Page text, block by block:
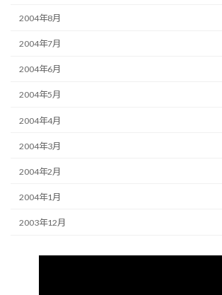
2004年8月
2004年7月
2004年6月
2004年5月
2004年4月
2004年3月
2004年2月
2004年1月
2003年12月